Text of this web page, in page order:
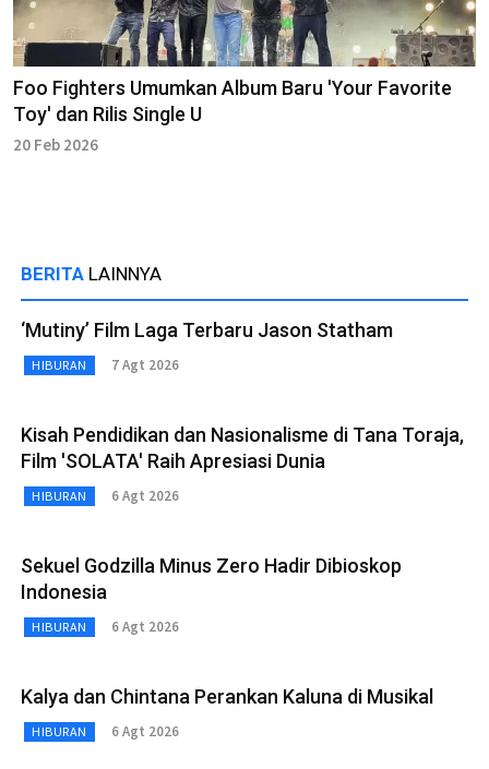
Foo Fighters Umumkan Album Baru 'Your Favorite
Toy' dan Rilis Single U
20 Feb 2026
BERITA LAINNYA
‘Mutiny’ Film Laga Terbaru Jason Statham
HIBURAN 7 Agt 2026
Kisah Pendidikan dan Nasionalisme di Tana Toraja,
Film 'SOLATA' Raih Apresiasi Dunia
HIBURAN 6 Agt 2026
Sekuel Godzilla Minus Zero Hadir Dibioskop
Indonesia
HIBURAN 6 Agt 2026
Kalya dan Chintana Perankan Kaluna di Musikal
HIBURAN 6 Agt 2026